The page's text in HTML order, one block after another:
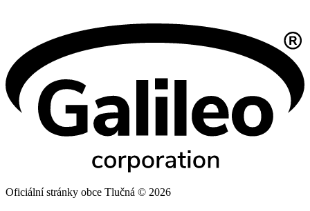
Oficiální stránky obce Tlučná © 2026